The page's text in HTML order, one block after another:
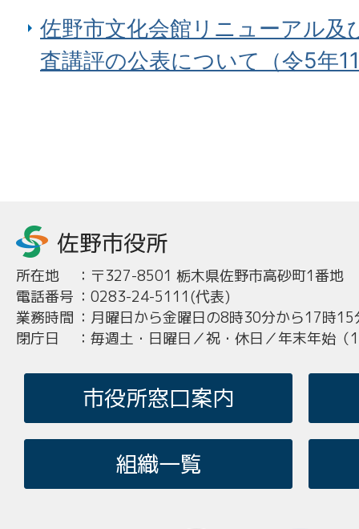
佐野市文化会館リニューアル及
査講評の公表について（令5年
所在地 ： 〒327-8501 栃木県佐野市高砂町1番地
電話番号 ： 0283-24-5111(代表)
業務時間 ： 月曜日から金曜日の8時30分から17時15
閉庁日
： 毎週土・日曜日／祝・休日／年末年始
市役所窓口案内
組織一覧